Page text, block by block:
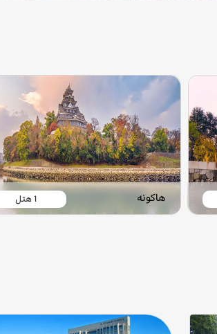
هاکونه 1 هتل